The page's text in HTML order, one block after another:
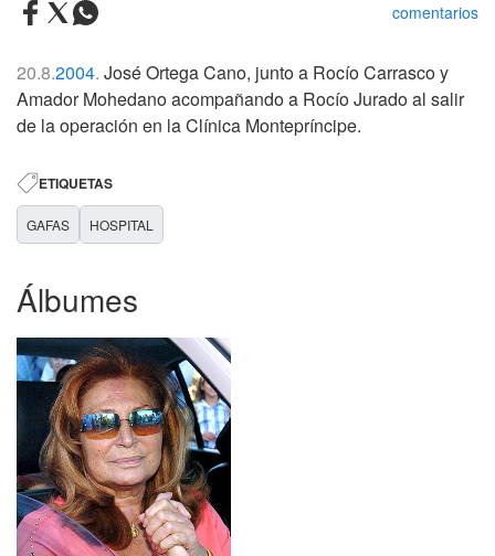
comentarios
20.8.2004. José Ortega Cano, junto a Rocío Carrasco y
Amador Mohedano acompañando a Rocío Jurado al salir
de la operación en la Clínica Montepríncipe.
ETIQUETAS
GAFAS HOSPITAL
Álbumes